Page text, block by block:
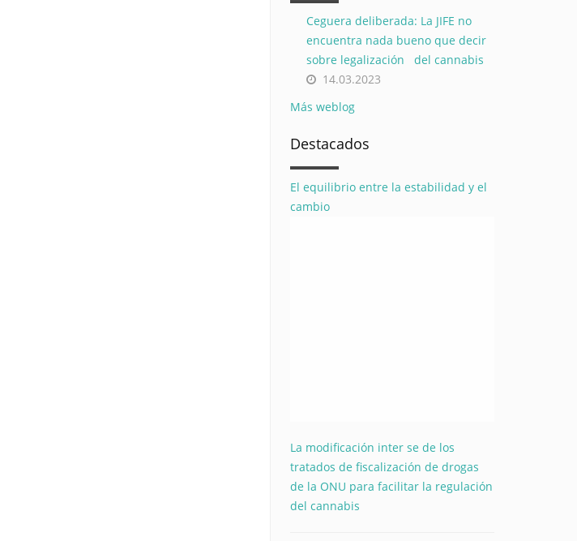
Ceguera deliberada: La JIFE no
encuentra nada bueno que decir
sobre legalización del cannabis
14.03.2023
Más weblog
Destacados
El equilibrio entre la estabilidad y el
cambio
La modificación inter se de los
tratados de fiscalización de drogas
de la ONU para facilitar la regulación
del cannabis